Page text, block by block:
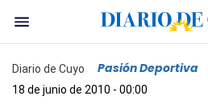
Diario de Cuyo Pasión Deportiva
18 de junio de 2010 - 00:00